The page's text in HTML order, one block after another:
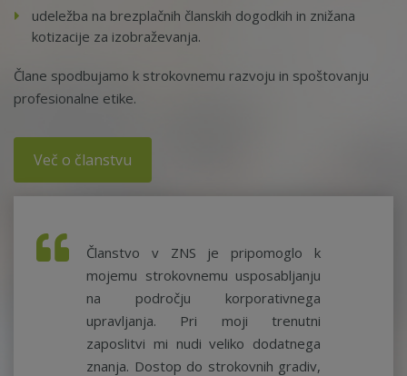
udeležba na brezplačnih članskih dogodkih in znižana
kotizacije za izobraževanja.
Člane spodbujamo k strokovnemu razvoju in spoštovanju
profesionalne etike.
Več o članstvu
Članstvo v ZNS je pripomoglo k
mojemu strokovnemu usposabljanju
na področju korporativnega
upravljanja. Pri moji trenutni
zaposlitvi mi nudi veliko dodatnega
znanja. Dostop do strokovnih gradiv,